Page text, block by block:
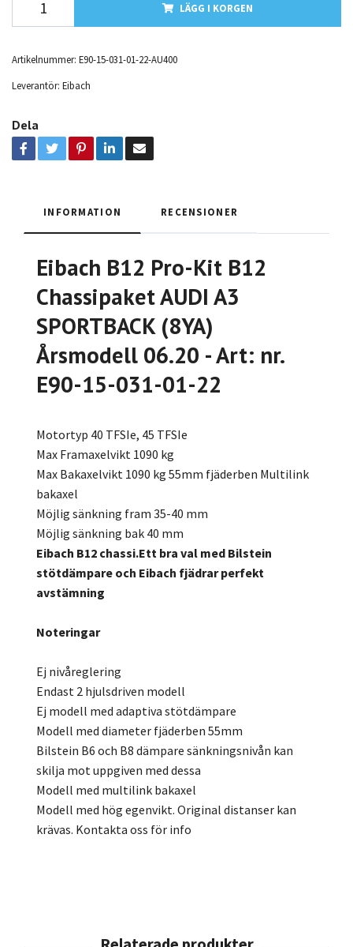
LÄGG I KORGEN
Artikelnummer: E90-15-031-01-22-AU400
Leverantör: Eibach
Dela
INFORMATION RECENSIONER
Eibach B12 Pro-Kit B12
Chassipaket AUDI A3
SPORTBACK (8YA)
Årsmodell 06.20 - Art: nr.
E90-15-031-01-22
Motortyp 40 TFSIe, 45 TFSIe
Max Framaxelvikt 1090 kg
Max Bakaxelvikt 1090 kg 55mm fjäderben Multilink
bakaxel
Möjlig sänkning fram 35-40 mm
Möjlig sänkning bak 40 mm
Eibach B12 chassi.Ett bra val med Bilstein
stötdämpare och Eibach fjädrar perfekt
avstämning
Noteringar
Ej nivåreglering
Endast 2 hjulsdriven modell
Ej modell med adaptiva stötdämpare
Modell med diameter fjäderben 55mm
Bilstein B6 och B8 dämpare sänkningsnivån kan
skilja mot uppgiven med dessa
Modell med multilink bakaxel
Modell med hög egenvikt. Original distanser kan
krävas. Kontakta oss för info